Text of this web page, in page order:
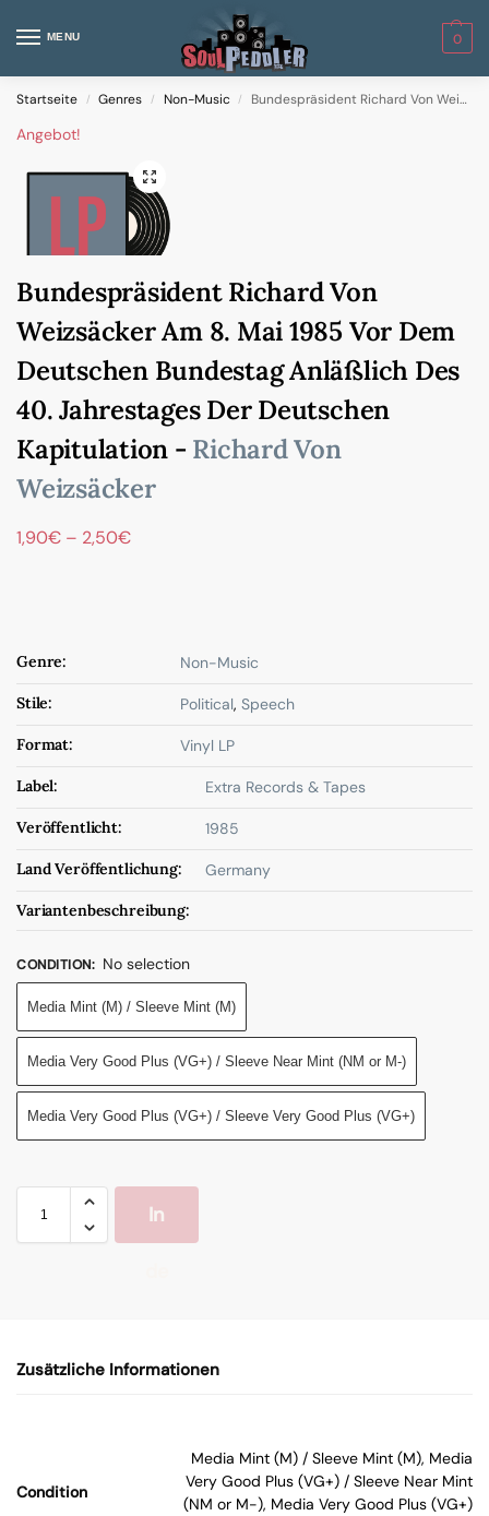
MENU 0
Startseite / Genres / Non-Music / Bundespräsident Richard Von Weizsäcker Am 8. Mai 1985 Vor Dem Deutschen Bundestag Anläßlich Des 40. Jahrestages Der Deutschen Kapitulation
Angebot!
Bundespräsident Richard Von
Weizsäcker Am 8. Mai 1985 Vor Dem
Deutschen Bundestag Anläßlich Des
40. Jahrestages Der Deutschen
Kapitulation - Richard Von
Weizsäcker
1,90€ – 2,50€
Genre: Non-Music
Stile: Political, Speech
Format: Vinyl LP
Label: Extra Records & Tapes
Veröffentlicht: 1985
Land Veröffentlichung: Germany
Variantenbeschreibung:
CONDITION: No selection
Media Mint (M) / Sleeve Mint (M)
Media Very Good Plus (VG+) / Sleeve Near Mint (NM or M-)
Media Very Good Plus (VG+) / Sleeve Very Good Plus (VG+)
In
W
Zusätzliche Informationen
Condition
Media Mint (M) / Sleeve Mint (M), Media
Very Good Plus (VG+) / Sleeve Near Mint
(NM or M-), Media Very Good Plus (VG+)